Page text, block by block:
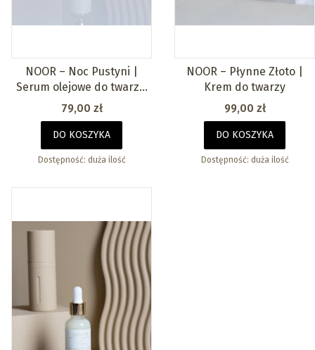
NOOR – Noc Pustyni |
Serum olejowe do twarzy,
szyi i dekoltu
Cena
79,00 zł
DO KOSZYKA
Dostępność: duża ilość
NOOR – Płynne Złoto |
Krem do twarzy
Cena
99,00 zł
DO KOSZYKA
Dostępność: duża ilość